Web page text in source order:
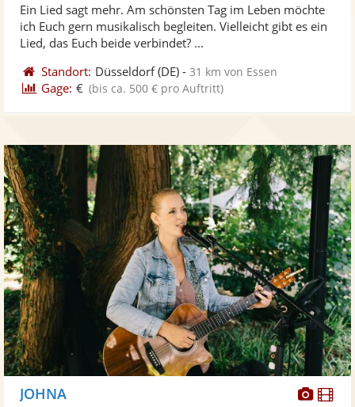
Fotos
5
Ein Lied sagt mehr. Am schönsten Tag im Leben möchte
ich Euch gern musikalisch begleiten. Vielleicht gibt es ein
Lied, das Euch beide verbindet? ...
Standort: Düsseldorf(DE) -31 km von Essen
Gage: € (bis ca. 500 € pro Auftritt)
JOHNA